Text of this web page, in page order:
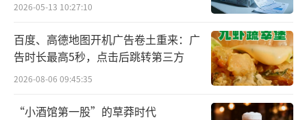
2026-05-13 10:27:10
百度、高德地图开机广告卷土重来：广
告时长最高5秒，点击后跳转第三方
2026-08-06 09:45:35
“小酒馆第一股”的草莽时代